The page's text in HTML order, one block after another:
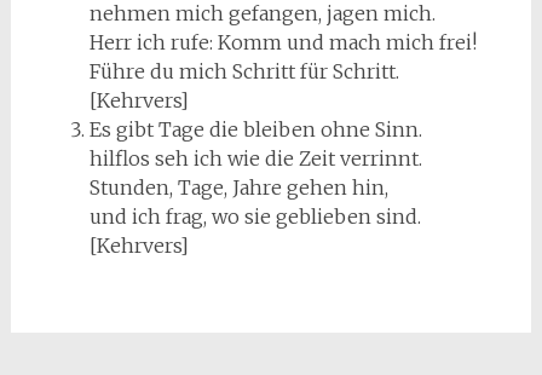
nehmen mich gefangen, jagen mich.
Herr ich rufe: Komm und mach mich frei!
Führe du mich Schritt für Schritt.
[Kehrvers]
Es gibt Tage die bleiben ohne Sinn.
hilflos seh ich wie die Zeit verrinnt.
Stunden, Tage, Jahre gehen hin,
und ich frag, wo sie geblieben sind.
[Kehrvers]